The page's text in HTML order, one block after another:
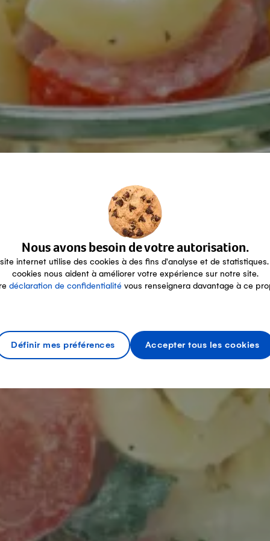
Nous avons besoin de votre autorisation.
internet utilise des cookies à des fins d'analyse et de statistiques.
cookies nous aident à améliorer votre expérience sur notre site.
déclaration de confidentialité vous renseignera davantage à ce
Définir mes préférences Accepter tous les cookies